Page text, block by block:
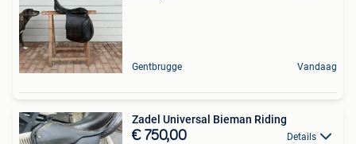
Gentbrugge Vandaag
Zadel Universal Bieman Riding
€ 750,00 Details